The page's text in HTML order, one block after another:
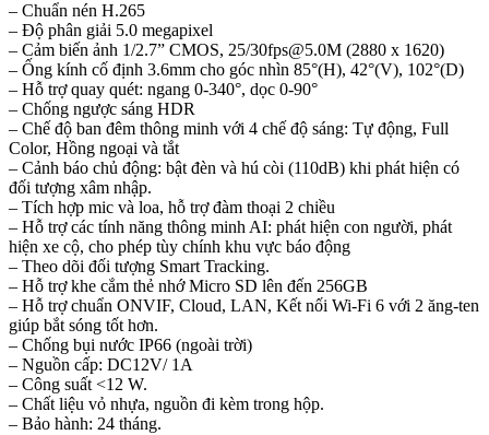
– Chuẩn nén H.265
– Độ phân giải 5.0 megapixel
– Cảm biến ảnh 1/2.7” CMOS, 25/30fps@5.0M (2880 x 1620)
– Ống kính cố định 3.6mm cho góc nhìn 85°(H), 42°(V), 102°(D)
– Hỗ trợ quay quét: ngang 0-340°, dọc 0-90°
– Chống ngược sáng HDR
– Chế độ ban đêm thông minh với 4 chế độ sáng: Tự động, Full
Color, Hồng ngoại và tắt
– Cảnh báo chủ động: bật đèn và hú còi (110dB) khi phát hiện có
đối tượng xâm nhập.
– Tích hợp mic và loa, hỗ trợ đàm thoại 2 chiều
– Hỗ trợ các tính năng thông minh AI: phát hiện con người, phát
hiện xe cộ, cho phép tùy chính khu vực báo động
– Theo dõi đối tượng Smart Tracking.
– Hỗ trợ khe cắm thẻ nhớ Micro SD lên đến 256GB
– Hỗ trợ chuẩn ONVIF, Cloud, LAN, Kết nối Wi-Fi 6 với 2 ăng-ten
giúp bắt sóng tốt hơn.
– Chống bụi nước IP66 (ngoài trời)
– Nguồn cấp: DC12V/ 1A
– Công suất <12 W.
– Chất liệu vỏ nhựa, nguồn đi kèm trong hộp.
– Bảo hành: 24 tháng.